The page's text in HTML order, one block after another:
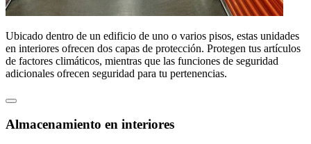
Ubicado dentro de un edificio de uno o varios pisos, estas unidades
en interiores ofrecen dos capas de protección. Protegen tus artículos
de factores climáticos, mientras que las funciones de seguridad
adicionales ofrecen seguridad para tu pertenencias.
Almacenamiento en interiores